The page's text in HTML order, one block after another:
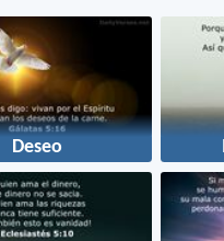
Deseo